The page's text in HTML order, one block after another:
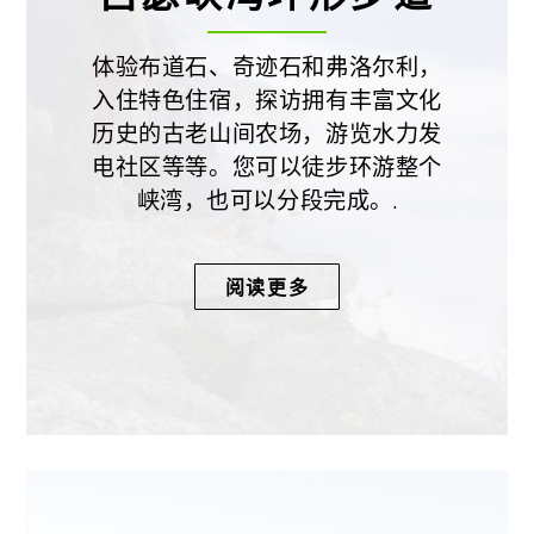
体验布道石、奇迹石和弗洛尔利，
入住特色住宿，探访拥有丰富文化
历史的古老山间农场，游览水力发
电社区等等。您可以徒步环游整个
峡湾，也可以分段完成。.
阅读更多